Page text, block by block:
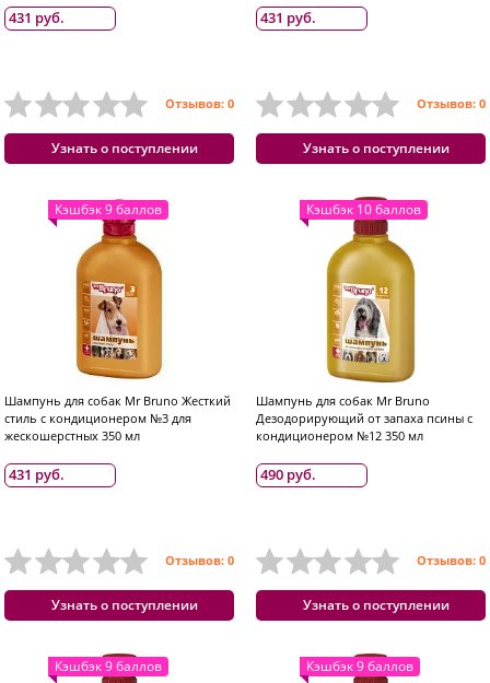
431 руб.
Отзывов: 0
Узнать о поступлении
431 руб.
Отзывов: 0
Узнать о поступлении
Кэшбэк 9 баллов
Шампунь для собак Mr Bruno Жесткий
стиль с кондиционером №3 для
жескошерстных 350 мл
431 руб.
Отзывов: 0
Узнать о поступлении
Кэшбэк 10 баллов
Шампунь для собак Mr Bruno
Дезодорирующий от запаха псины с
кондиционером №12 350 мл
490 руб.
Отзывов: 0
Узнать о поступлении
Кэшбэк 9 баллов Кэшбэк 9 баллов